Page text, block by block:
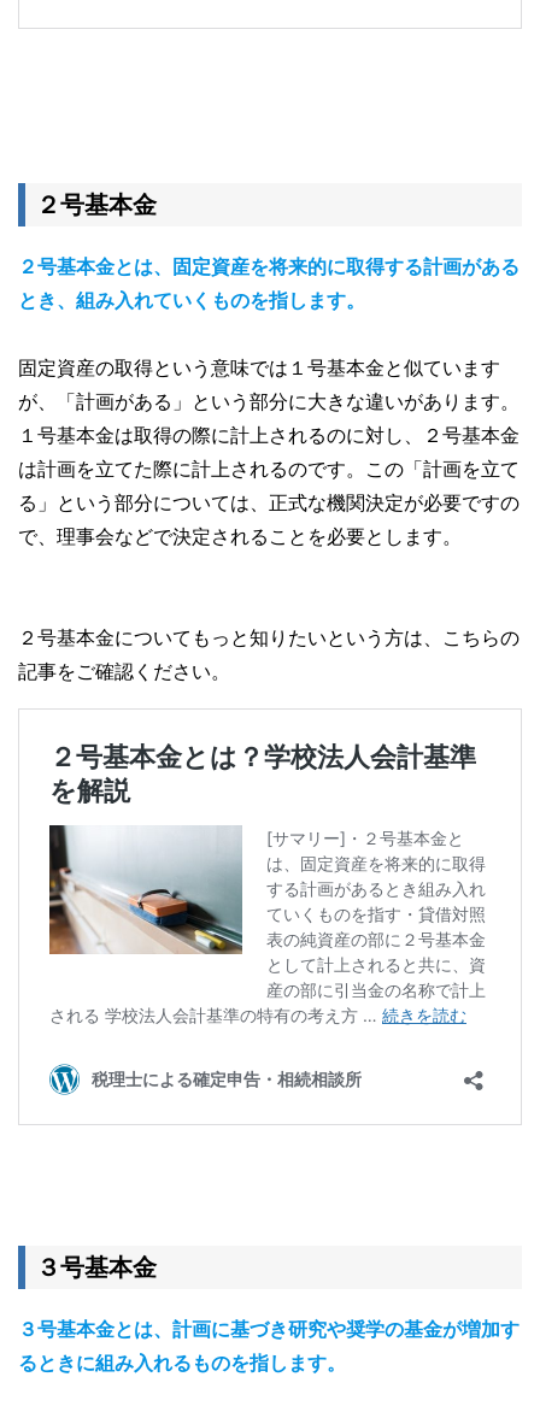
２号基本金
２号基本金とは、固定資産を将来的に取得する計画がある
とき、組み入れていくものを指します。
固定資産の取得という意味では１号基本金と似ています
が、「計画がある」という部分に大きな違いがあります。
１号基本金は取得の際に計上されるのに対し、２号基本金
は計画を立てた際に計上されるのです。この「計画を立て
る」という部分については、正式な機関決定が必要ですの
で、理事会などで決定されることを必要とします。
２号基本金についてもっと知りたいという方は、こちらの
記事をご確認ください。
３号基本金
３号基本金とは、計画に基づき研究や奨学の基金が増加す
るときに組み入れるものを指します。